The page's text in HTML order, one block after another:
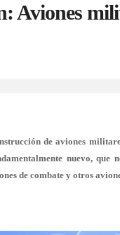
Aviones
de aviones
nuevo, que
de combate y otros